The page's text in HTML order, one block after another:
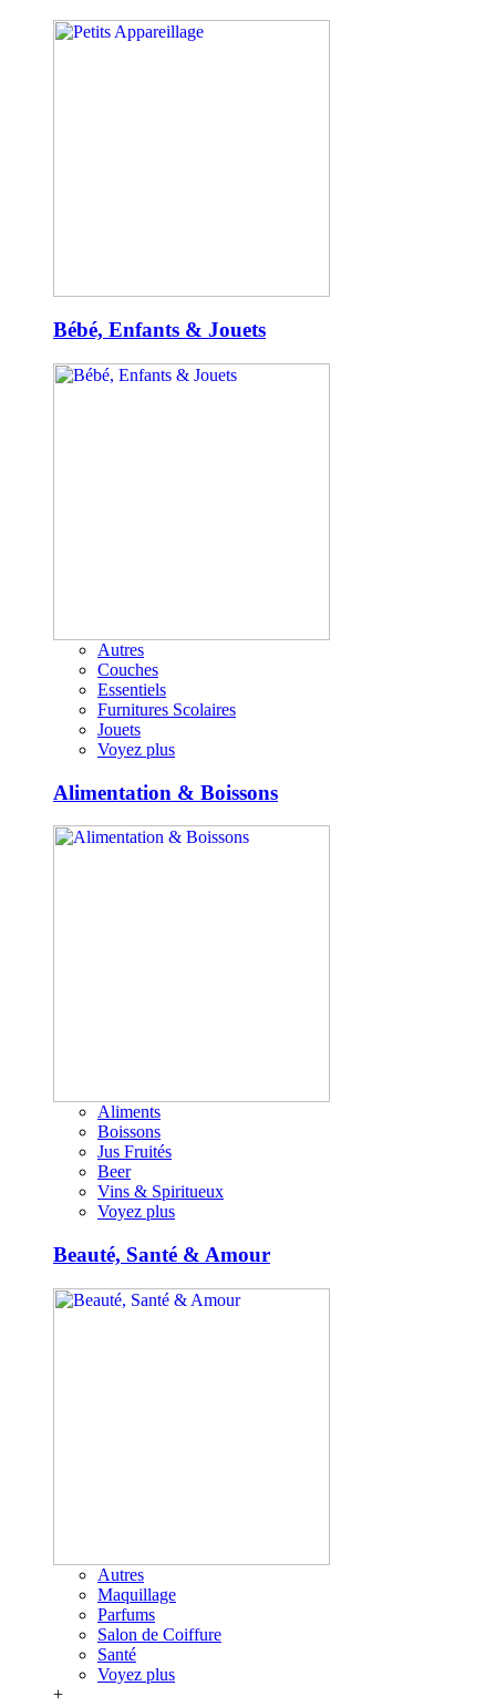
Bébé, Enfants & Jouets
Autres
Couches
Essentiels
Furnitures Scolaires
Jouets
Voyez plus
Alimentation & Boissons
Aliments
Boissons
Jus Fruités
Beer
Vins & Spiritueux
Voyez plus
Beauté, Santé & Amour
Autres
Maquillage
Parfums
Salon de Coiffure
Santé
Voyez plus
+